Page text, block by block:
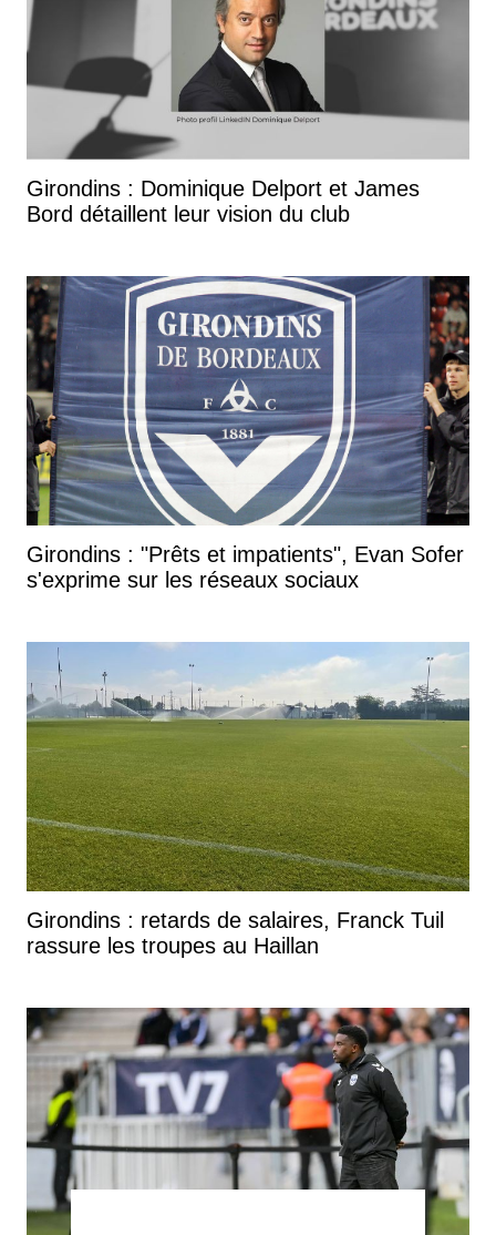
Girondins : Dominique Delport et James
Bord détaillent leur vision du club
Girondins : "Prêts et impatients", Evan Sofer
s'exprime sur les réseaux sociaux
Girondins : retards de salaires, Franck Tuil
rassure les troupes au Haillan